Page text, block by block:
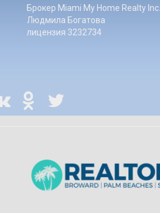
Брокер Miami My Home Realty Inc.
Людмила Богатова
лицензия 3232734